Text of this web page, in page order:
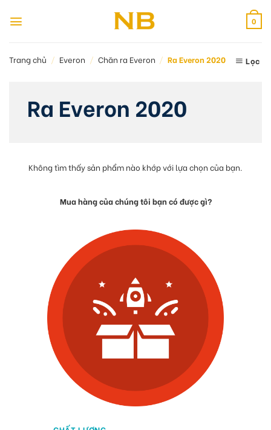
qua
nội
0
Trang chủ / Everon / Chăn ra Everon / Ra Everon 2020 Lọc
Ra Everon 2020
Không tìm thấy sản phẩm nào khớp với lựa chọn của bạn.
Mua hàng của chúng tôi bạn có được gì?